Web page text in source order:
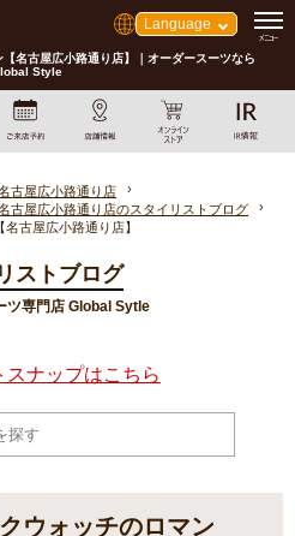
Language
名古屋広小路通り店】｜オーダースーツなら
Style
古屋広小路通り店
古屋広小路通り店のスタイリストブログ
古屋広小路通り店】
ストブログ
ツ専門店 Global Sytle
スナップはこちら
ウォッチのロマン